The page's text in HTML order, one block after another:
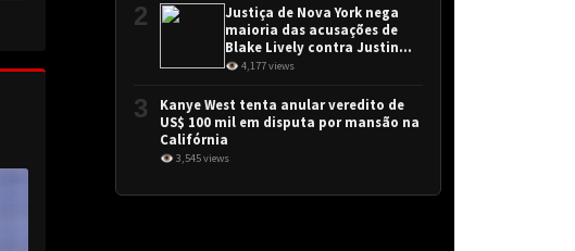
2
Justiça de Nova York nega
maioria das acusações de
Blake Lively contra Justin
Baldoni
👁 4,177 views
3
Kanye West tenta anular veredito de
US$ 100 mil em disputa por mansão na
Califórnia
👁 3,545 views